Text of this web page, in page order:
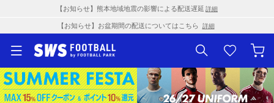
【お知らせ】熊本地域地震の影響による配送遅延 詳細
【お知らせ】お盆期間の配送についてはこちら 詳細